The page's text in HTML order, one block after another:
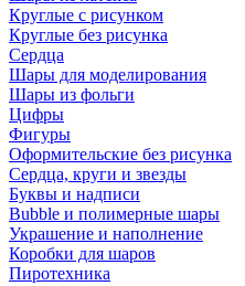
Круглые с рисунком
Круглые без рисунка
Сердца
Шары для моделирования
Шары из фольги
Цифры
Фигуры
Оформительские без рисунка
Сердца, круги и звезды
Буквы и надписи
Bubble и полимерные шары
Украшение и наполнение
Коробки для шаров
Пиротехника